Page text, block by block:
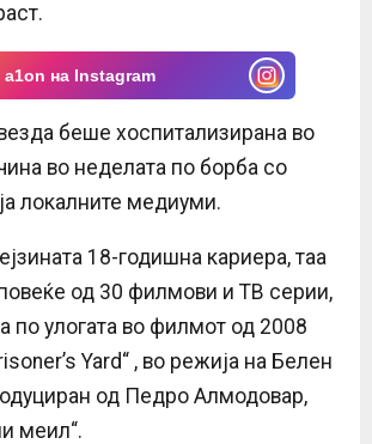
a1on на Instagram
беше хоспитализирана во
во неделата по борба со
локалните медиуми.
18-годишна кариера, таа
од 30 филмови и ТВ серии,
по улогата во филмот од 2008
Yard“ , во режија на Белен
од Педро Алмодовар,
меил“.